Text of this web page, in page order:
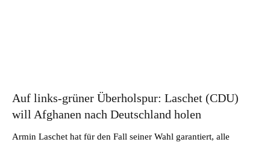
Auf links-grüner Überholspur: Laschet (CDU)
will Afghanen nach Deutschland holen
Armin Laschet hat für den Fall seiner Wahl garantiert, alle